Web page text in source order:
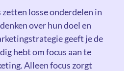
losse onderdelen in
over hun doel en
geeft je de
hebt om focus aan te
Alleen focus zorgt